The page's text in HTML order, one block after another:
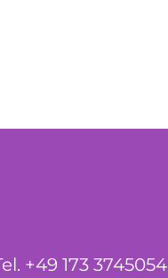
+49 173 3745054